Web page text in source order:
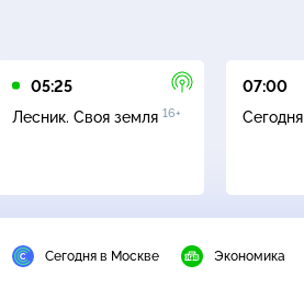
05:25
Лесник. Своя земля 16+
07:00
Сегодня
Сегодня в Москве Экономика